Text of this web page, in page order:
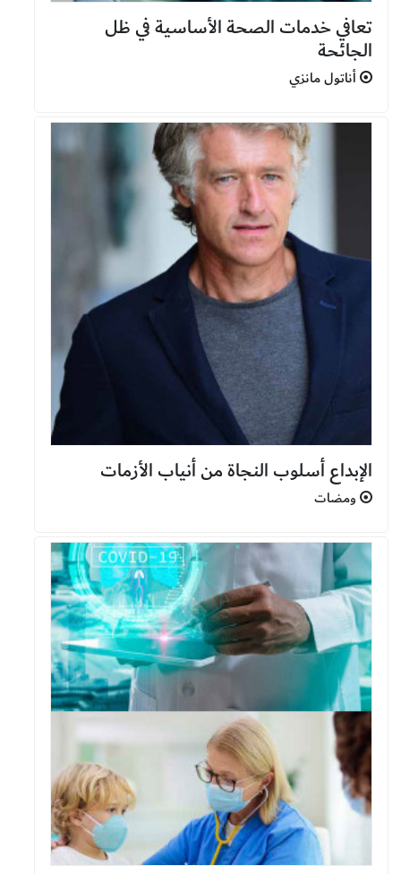
تعافي خدمات الصحة الأساسية في ظل
الجائحة
أناتول مانزي
الإبداع أسلوب النجاة من أنياب الأزمات
ومضات